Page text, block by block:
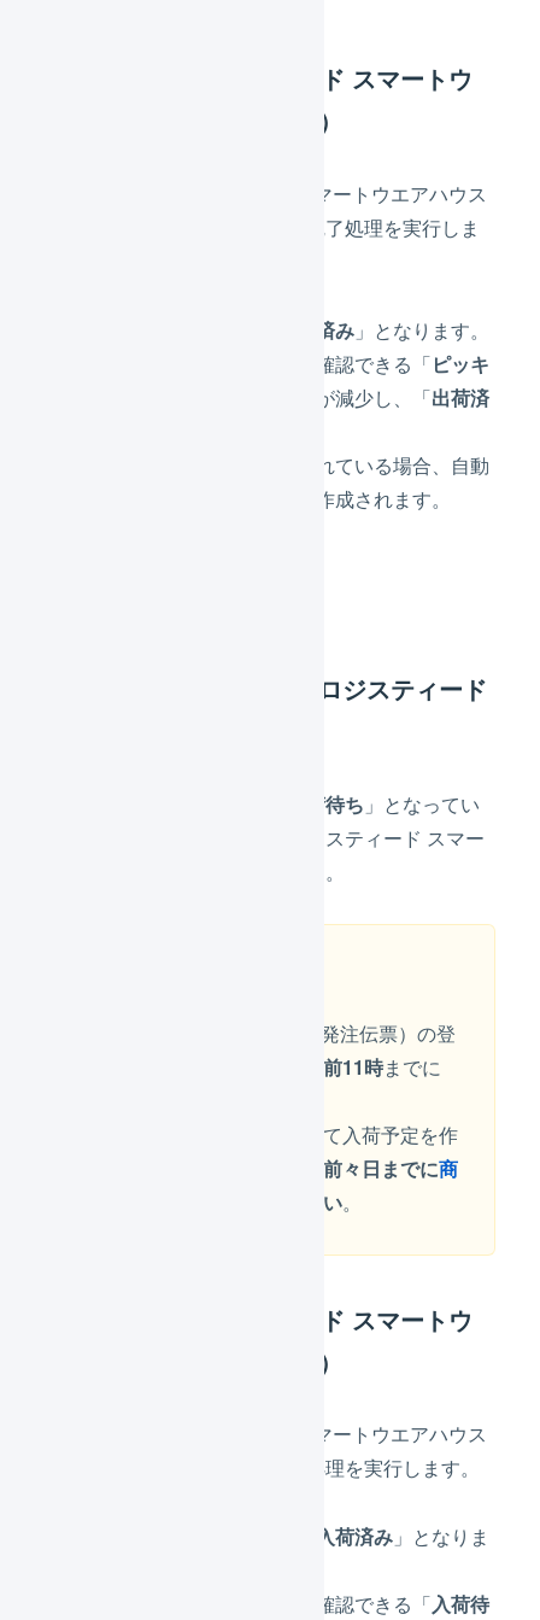
出荷実績（ロジスティード スマートウ
エアハウス→LOGILESS）
毎時10分にロジスティード スマートウエアハウス
から出荷実績を取得し、出荷完了処理を実行しま
出荷済み 」となります。
」メニューで確認できる「ピッキ
」在庫数が在庫数が減少し、「出荷済
出荷完了メールが設定されている場合、自動
的にメールの配信予約が作成されます。
入荷予定（LOGILESS→ロジスティード
入荷待ち 」となってい
る入荷予定（発注伝票）がロジスティード スマー
トウエアハウスへ送信されます。
LOGILESSへの入荷予定（発注伝票）の登
入荷予定日の前日午前11時までに
新しい商品マスタを作成して入荷予定を作
入荷予定日の前々日までに商
してください。
入荷実績（ロジスティード スマートウ
エアハウス→LOGILESS）
毎時10分にロジスティード スマートウエアハウス
から入荷実績を取得し、入荷処理を実行します。
入荷済み 」となりま
」メニューで確認できる「入荷待